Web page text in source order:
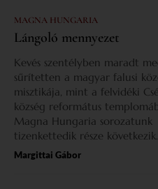
MAGNA HUNGARIA
Lángoló mennyezet
Kevés szentélyben maradt
sűrítetten a magyar falusi
misztikája, mint a felvidéki
község református
Magna Hungaria sorozatunk
tizenkettedik része következik.
Margittai Gábor